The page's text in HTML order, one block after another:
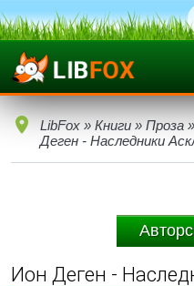
LibFox » Книги » Проза »
Деген - Наследники
Ион Деген -